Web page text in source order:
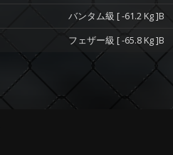
バンタム級 [ -61.2 Kg ]B
フェザー級 [ -65.8 Kg ]B